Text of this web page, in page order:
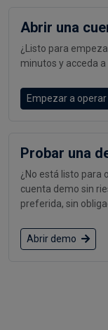
Abrir una
¿Listo para
minutos y acceda a
Empezar a operar
Probar una
¿No está listo para
cuenta demo sin
preferida, sin
Abrir demo